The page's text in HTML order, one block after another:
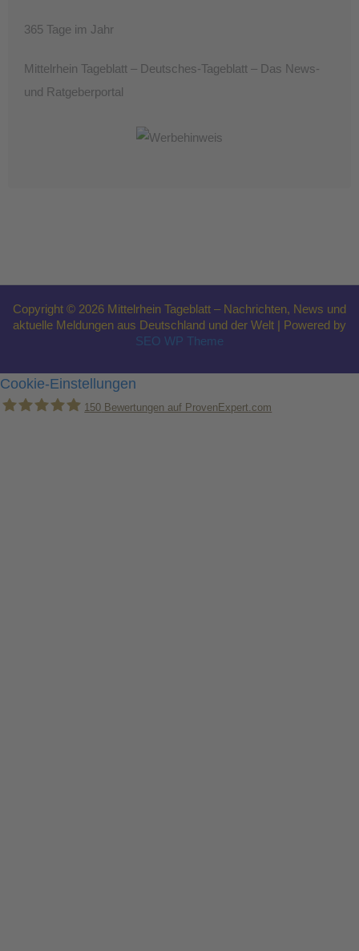
365 Tage im Jahr
Mittelrhein Tageblatt – Deutsches-Tageblatt – Das News-
und Ratgeberportal
Copyright © 2026 Mittelrhein Tageblatt – Nachrichten, News und
aktuelle Meldungen aus Deutschland und der Welt | Powered by
SEO WP Theme
Cookie-Einstellungen
150 Bewertungen auf ProvenExpert.com